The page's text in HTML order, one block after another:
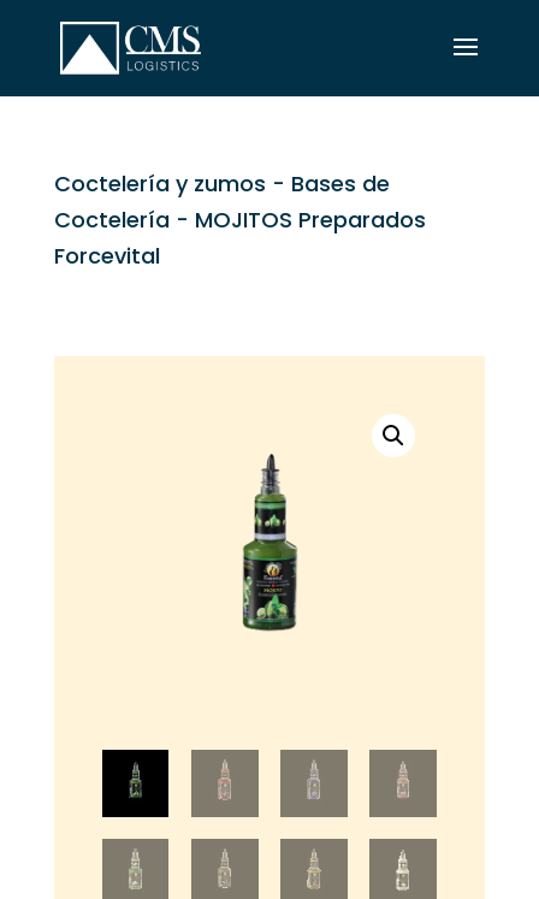
Coctelería y zumos - Bases de
Coctelería- MOJITOS Preparados
Forcevital